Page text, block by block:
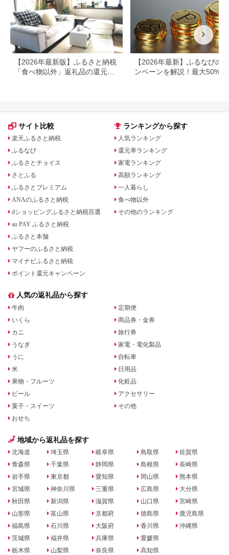
【2026年最新版】ふるさと納税
「食べ物以外」返礼品の還元率
【2026年最新】ふるなびの
ンペーンを解説！最大50%還
サイト比較
楽天ふるさと納税
ふるなび
ふるさとチョイス
さとふる
ふるさとプレミアム
ANAのふるさと納税
dショッピングふるさと納税百選
au PAY ふるさと納税
ふるさと本舗
ヤフーのふるさと納税
マイナビふるさと納税
ポイント還元キャンペーン
ランキングから探す
人気ランキング
還元率ランキング
家電ランキング
高額ランキング
一人暮らし
食べ物以外
その他のランキング
人気の返礼品から探す
牛肉
いくら
カニ
うなぎ
うに
米
果物・フルーツ
ビール
菓子・スイーツ
おせち
定期便
商品券・金券
旅行券
家電・電化製品
自転車
日用品
化粧品
アクセサリー
その他
地域から返礼品を探す
北海道
青森県
岩手県
宮城県
秋田県
山形県
福島県
茨城県
栃木県
埼玉県
千葉県
東京都
神奈川県
新潟県
富山県
石川県
福井県
山梨県
岐阜県
静岡県
愛知県
三重県
滋賀県
京都府
大阪府
兵庫県
奈良県
鳥取県
島根県
岡山県
広島県
山口県
徳島県
香川県
愛媛県
高知県
佐賀県
長崎県
熊本県
大分県
宮崎県
鹿児島県
沖縄県